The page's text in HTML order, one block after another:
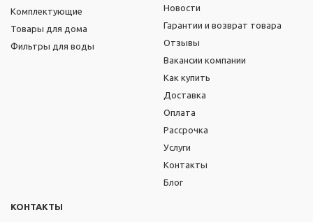
Комплектующие
Товары для дома
Фильтры для воды
Новости
Гарантии и возврат товара
Отзывы
Вакансии компании
Как купить
Доставка
Оплата
Рассрочка
Услуги
Контакты
Блог
КОНТАКТЫ